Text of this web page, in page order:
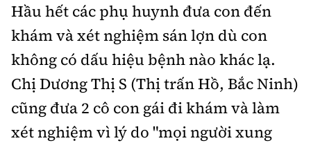
Hà Nội.
Tổng biên tập:Nguyễn Thị Hồng Nga
Nguyễn Sơn Tùng,
Nguyễn Đức Thắng, La Đức Hùng
Hotline:
0901 514 799
Quảng cáo và Phát hành:
0915 057 282
Hầu hết các phụ huynh đưa con đến
khám và xét nghiệm sán lợn dù con
không có dấu hiệu bệnh nào khác lạ.
Chị Dương Thị S (Thị trấn Hồ, Bắc Ninh)
cũng đưa 2 cô con gái đi khám và làm
xét nghiệm vì lý do "mọi người xung